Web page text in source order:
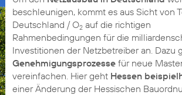
beschleunigen, kommt es aus Sicht von
Deutschland / O2auf die richtigen
Rahmenbedingungen für die
Investitionen der Netzbetreiber an. Dazu
Genehmigungsprozessefür neue
vereinfachen. Hier geht Hessen
einer Änderung der Hessischen